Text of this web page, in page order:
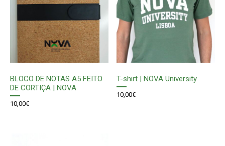
BLOCO DE NOTAS A5 FEITO
DE CORTIÇA | NOVA
10,00€
T-shirt | NOVA University
10,00€